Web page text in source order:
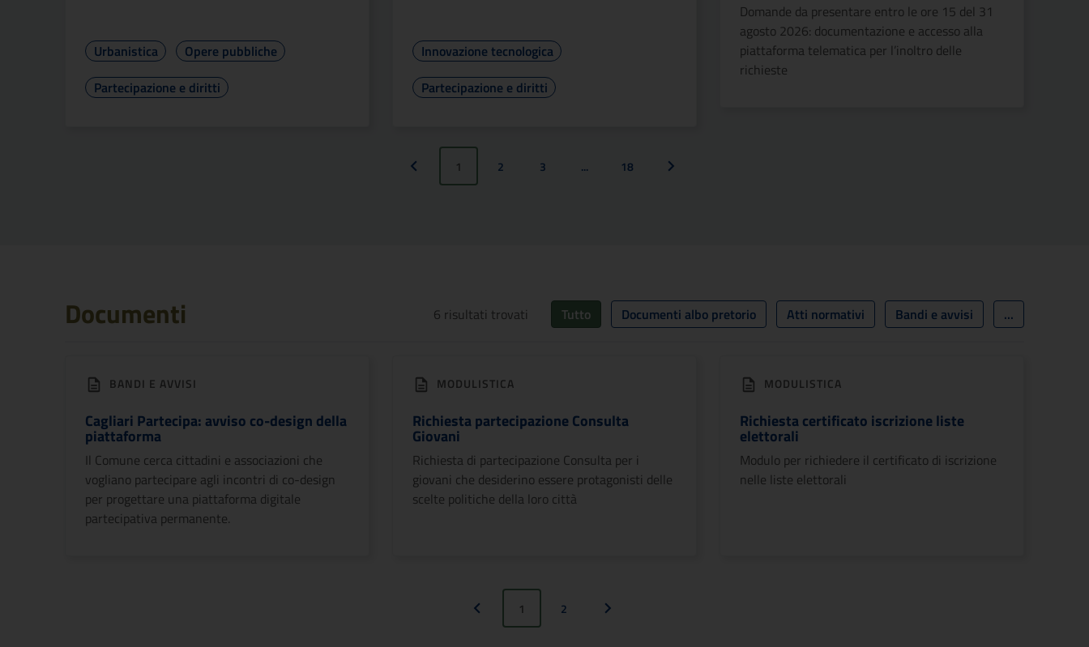
Urbanistica
Opere pubbliche
Partecipazione e diritti
Innovazione tecnologica
Partecipazione e diritti
Domande da presentare entro le ore 15 del 31
agosto 2026: documentazione e accesso alla
piattaforma telematica per l’inoltro delle
richieste
Pagina precedente
1 2 3 ... 18 Pagina successiva
Documenti 6 risultati trovati Tutto Documenti albo pretorio Atti normativi Bandi e avvisi ...
BANDI E AVVISI
Cagliari Partecipa: avviso co-design della
piattaforma
Il Comune cerca cittadini e associazioni che
vogliano partecipare agli incontri di co-design
per progettare una piattaforma digitale
partecipativa permanente.
MODULISTICA
Richiesta partecipazione Consulta
Giovani
Richiesta di partecipazione Consulta per i
giovani che desiderino essere protagonisti delle
scelte politiche della loro città
MODULISTICA
Richiesta certificato iscrizione liste
elettorali
Modulo per richiedere il certificato di iscrizione
nelle liste elettorali
Pagina precedente
1 2 Pagina successiva